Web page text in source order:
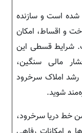
1405 برنامه‌ریزی شده است و سازنده
و اقساط، امکان
شرایط قسطی این
مالی سنگین،
رشد املاک سرخرود
شوید.
خط دریا سرخرود،